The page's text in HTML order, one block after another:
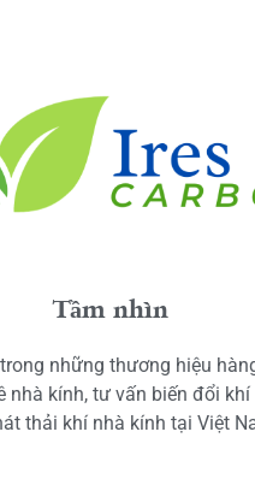
Tầm nhìn
những thương hiệu
nhà kính, tư vấn biến đổi
thải khí nhà kính tại Việt